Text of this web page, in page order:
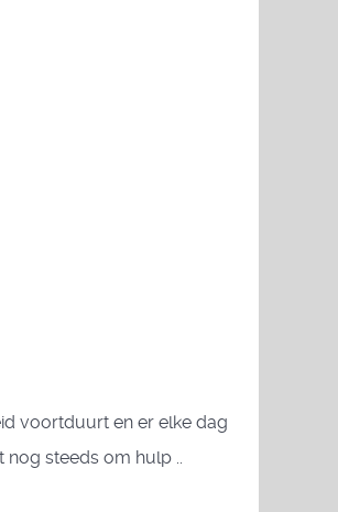
voortduurt en er elke dag
nog steeds om hulp ..